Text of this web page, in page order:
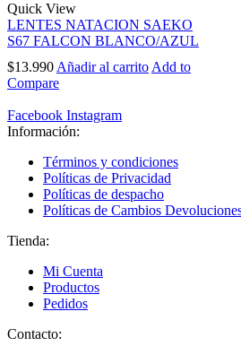
Quick View
LENTES NATACION SAEKO
S67 FALCON BLANCO/AZUL
$13.990Añadir al carritoAdd to
Compare
Facebook Instagram
Información:
Términos y condiciones
Políticas de Privacidad
Políticas de despacho
Políticas de Cambios
Tienda:
Mi Cuenta
Productos
Pedidos
Contacto: